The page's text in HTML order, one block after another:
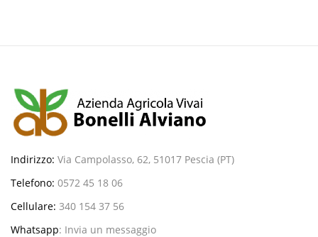
Indirizzo: Via Campolasso, 62, 51017 Pescia (PT)
Telefono: 0572 45 18 06
Cellulare: 340 154 37 56
Whatsapp: Invia un messaggio